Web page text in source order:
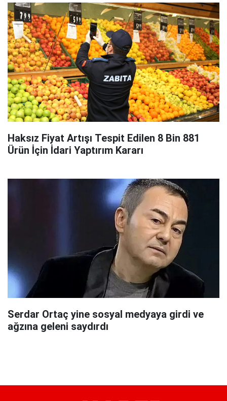
Haksız Fiyat Artışı Tespit Edilen 8 Bin 881
Ürün İçin İdari Yaptırım Kararı
Serdar Ortaç yine sosyal medyaya girdi ve
ağzına geleni saydırdı